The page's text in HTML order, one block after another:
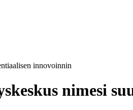
innovoinnin
nimesi